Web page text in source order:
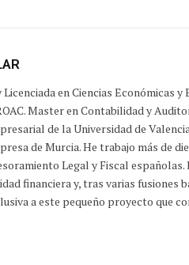
Licenciada en Ciencias Económicas
Master en Contabilidad y
de la Universidad de
de Murcia. He trabajo más de
Legal y Fiscal
financiera y, tras varias fusiones
a este pequeño proyecto que